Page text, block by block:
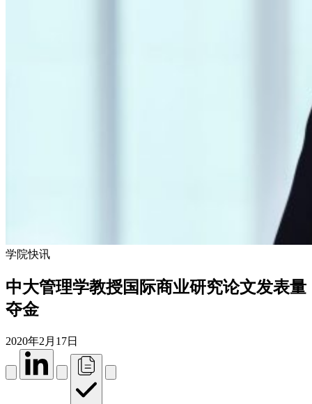
学院快讯
中大管理学教授国际商业研究论文发表量
夺金
2020年2月17日